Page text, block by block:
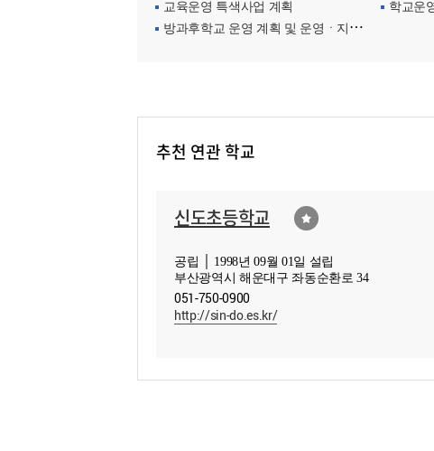
교육운영 특색사업 계획
학교운
방과후학교 운영 계획 및 운영ㆍ지원현황
추천 연관 학교
신도초등학교
공립 │ 1998년 09월 01일 설립
부산광역시 해운대구 좌동순환로 34
051-750-0900
http://sin-do.es.kr/